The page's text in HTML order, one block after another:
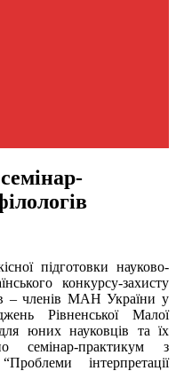
підготовки науково-
конкурсу-захисту
– членів МАН України у
Рівненської Малої
для юних науковців та їх
семінар-практикум з
інтерпретації